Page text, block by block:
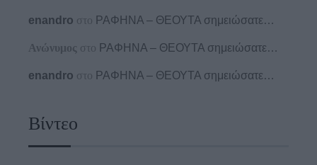
enandro στο ΡΑΦΗΝΑ – ΘΕΟΥΤΑ σημειώσατε…
Ανώνυμος στο ΡΑΦΗΝΑ – ΘΕΟΥΤΑ σημειώσατε…
enandro στο ΡΑΦΗΝΑ – ΘΕΟΥΤΑ σημειώσατε…
Βίντεο